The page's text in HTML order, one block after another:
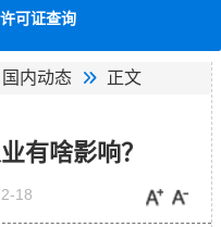
可证查询
国内动态 正文
有啥影响？
18